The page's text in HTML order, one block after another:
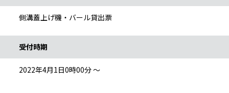
側溝蓋上げ機・バール貸出票
受付時期
2022年4月1日0時00分 ～